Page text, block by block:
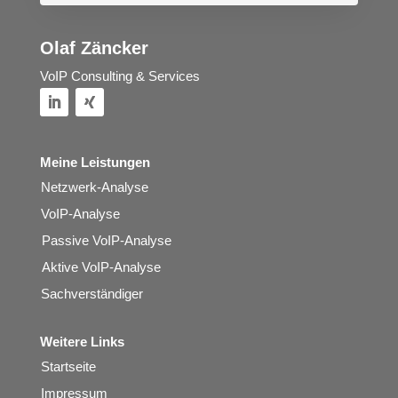
Olaf Zäncker
VoIP Consulting & Services
Meine Leistungen
Netzwerk-Analyse
VoIP-Analyse
Passive VoIP-Analyse
Aktive VoIP-Analyse
Sachverständiger
Weitere Links
Startseite
Impressum